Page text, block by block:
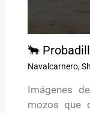
🐂
Navalcarnero,
Imágenes
mozos que